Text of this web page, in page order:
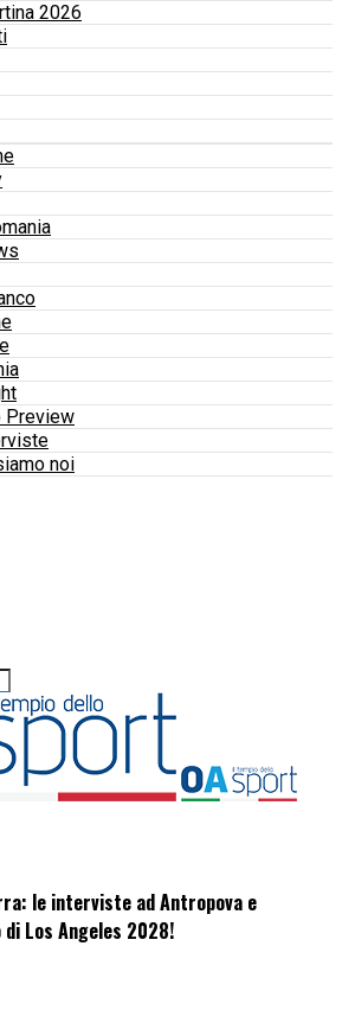
2026
Preview
noi
le interviste ad Antropova e
Los Angeles 2028!